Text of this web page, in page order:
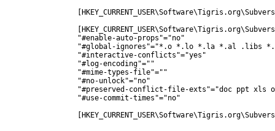
"#enable-auto-props"="no"
"#global-ignores"="*.o *.lo *.la *.al .libs
"#interactive-conflicts"="yes"
"#log-encoding"=""
"#mime-types-file"=""
"#no-unlock"="no"
"#preserved-conflict-file-exts"="doc ppt xls
"#use-commit-times"="no"